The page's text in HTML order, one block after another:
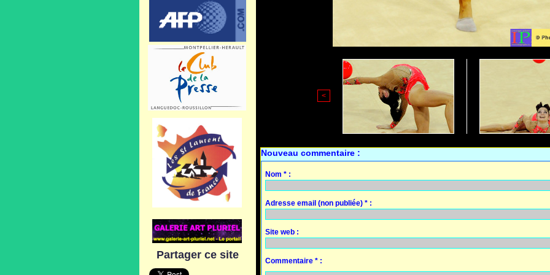
Partager ce site
<
Nouveau commentaire :
Nom * :
Adresse email (non publiée) * :
Site web :
Commentaire * :